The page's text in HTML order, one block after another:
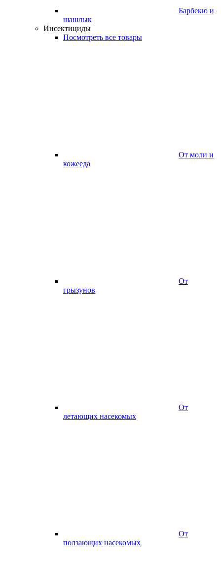
Барбекю и
шашлык
Инсектициды
Посмотреть все товары
От моли и
кожееда
От
грызунов
От
летающих насекомых
От
ползающих насекомых